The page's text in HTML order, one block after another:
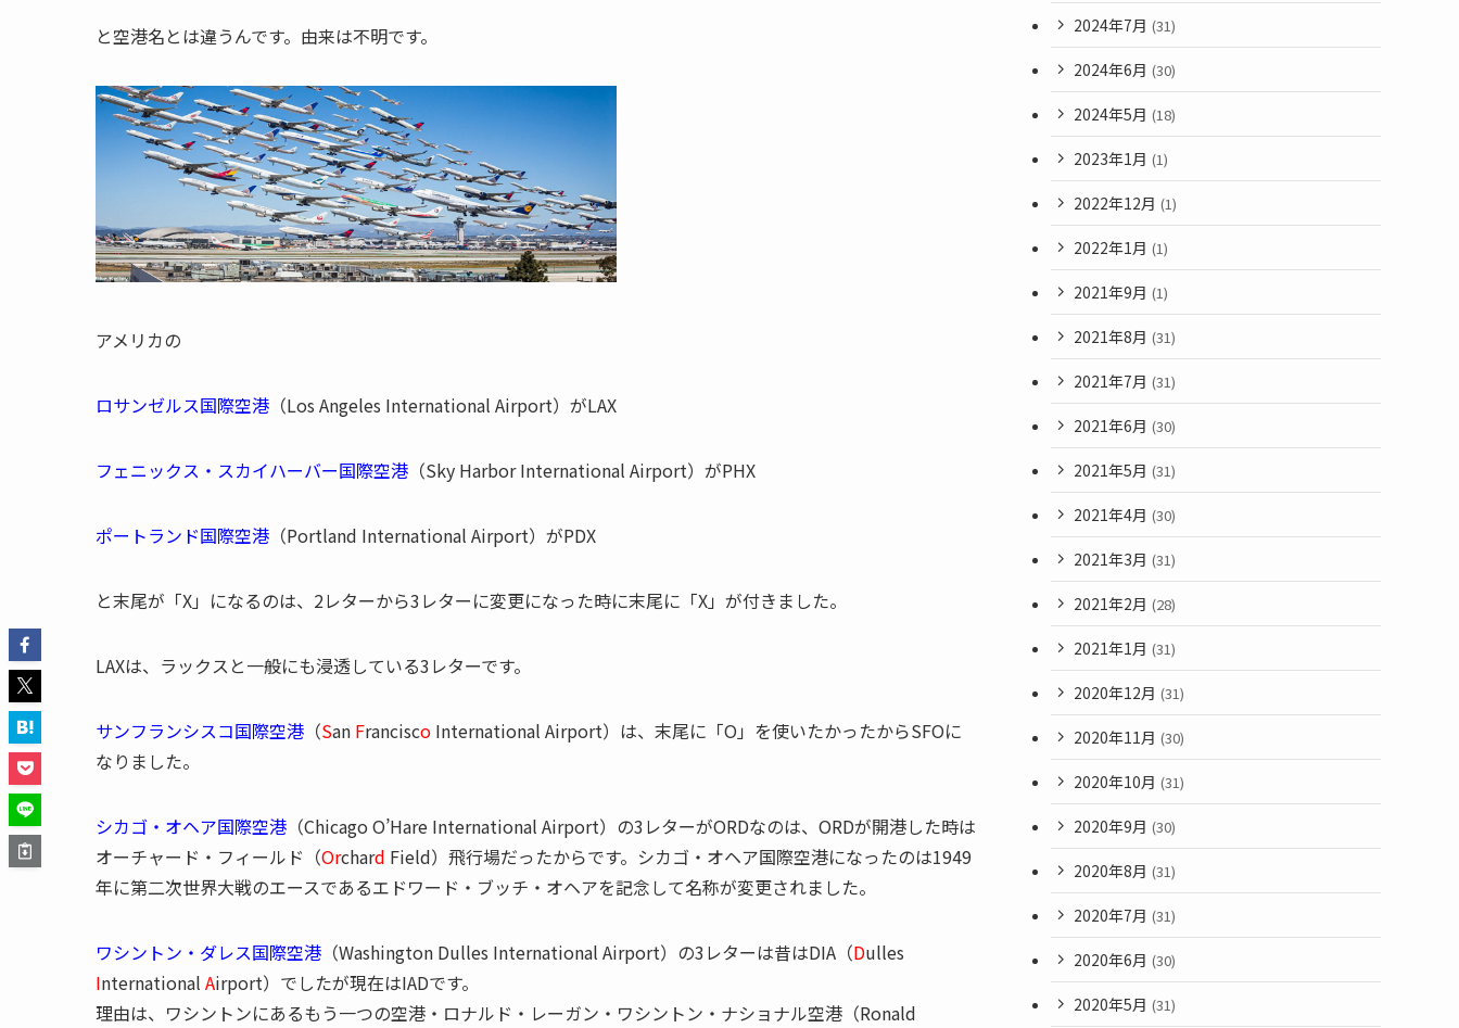
と空港名とは違うんです。由来は不明です。
アメリカの
ロサンゼルス国際空港 （Los Angeles International Airport）がLAX
フェニックス・スカイハーバー国際空港 （Sky Harbor International Airport）がPHX
ポートランド国際空港 （Portland International Airport）がPDX
と末尾が「X」になるのは、2レターから3レターに変更になった時に末尾に「X」が付きました。
LAXは、ラックスと一般にも浸透している3レターです。
サンフランシスコ国際空港 （San Francisco International Airport）は、末尾に「O」を使いたかったからSFOに
なりました。
シカゴ・オヘア国際空港 （Chicago O’Hare International Airport）の3レターがORDなのは、ORDが開港した時は
オーチャード・フィールド（Orchard Field）飛行場だったからです。シカゴ・オヘア国際空港になったのは1949
年に第二次世界大戦のエースであるエドワード・ブッチ・オヘアを記念して名称が変更されました。
ワシントン・ダレス国際空港 （Washington Dulles International Airport）の3レターは昔はDIA（Dulles
International Airport）でしたが現在はIADです。
理由は、ワシントンにあるもう一つの空港・ロナルド・レーガン・ワシントン・ナショナル空港（Ronald
2024年7月 (31)
2024年6月 (30)
2024年5月 (18)
2023年1月 (1)
2022年12月 (1)
2022年1月 (1)
2021年9月 (1)
2021年8月 (31)
2021年7月 (31)
2021年6月 (30)
2021年5月 (31)
2021年4月 (30)
2021年3月 (31)
2021年2月 (28)
2021年1月 (31)
2020年12月 (31)
2020年11月 (30)
2020年10月 (31)
2020年9月 (30)
2020年8月 (31)
2020年7月 (31)
2020年6月 (30)
2020年5月 (31)